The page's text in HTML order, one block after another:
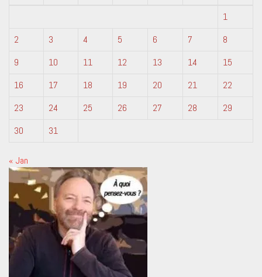
1
2
3 4 5 6 7
8
9
10 11 12 13 14
15
16
17 18 19 20 21
22
23
24 25 26 27 28
29
30
31
« Jan